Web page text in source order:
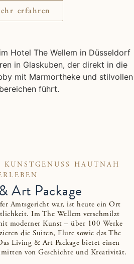
erfahren
HAUTNAH
Art Package
Amtsgericht war, ist heute ein Ort
Im The Wellem verschmilzt
moderner Kunst – über 100 Werke
die Suiten, Flure sowie das The
Living & Art Package bietet einen
von Geschichte und Kreativität.